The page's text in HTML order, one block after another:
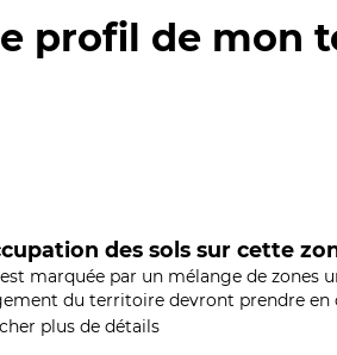
profil de mon
des sols sur cette
marquée par un mélange de zones
du territoire devront prendre en
plus de détails